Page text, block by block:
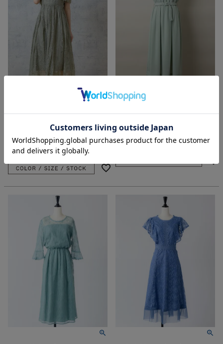
ﾗｯｾﾙ袖総ﾚｰｽﾛﾝｸﾞﾄﾞﾚｽ（0R04-
入荷リクエスト受付中
Rewde
価格 ¥20,900税込
入荷リクエスト受付中